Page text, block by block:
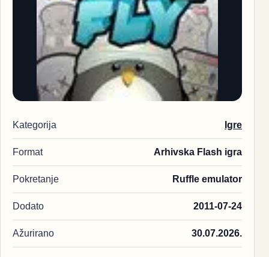
Kategorija Igre
Format Arhivska Flash igra
Pokretanje Ruffle emulator
Dodato 2011-07-24
Ažurirano 30.07.2026.